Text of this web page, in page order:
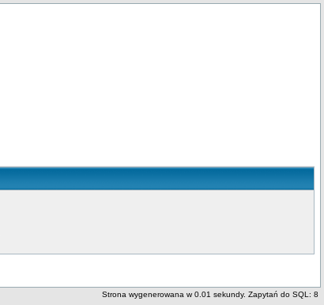
Strona wygenerowana w 0.01 sekundy. Zapytań do SQL: 8